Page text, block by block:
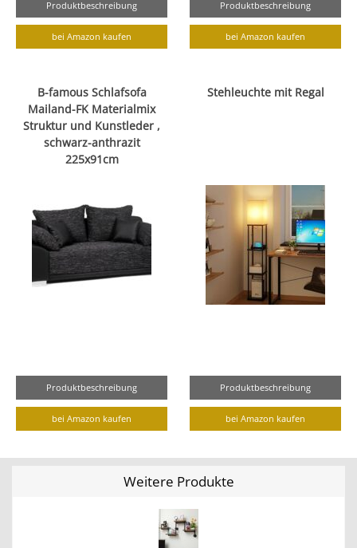
Produktbeschreibung
bei Amazon kaufen
Produktbeschreibung
bei Amazon kaufen
B-famous Schlafsofa
Mailand-FK Materialmix
Struktur und Kunstleder ,
schwarz-anthrazit
225x91cm
Produktbeschreibung
bei Amazon kaufen
Stehleuchte mit Regal
Produktbeschreibung
bei Amazon kaufen
Weitere Produkte